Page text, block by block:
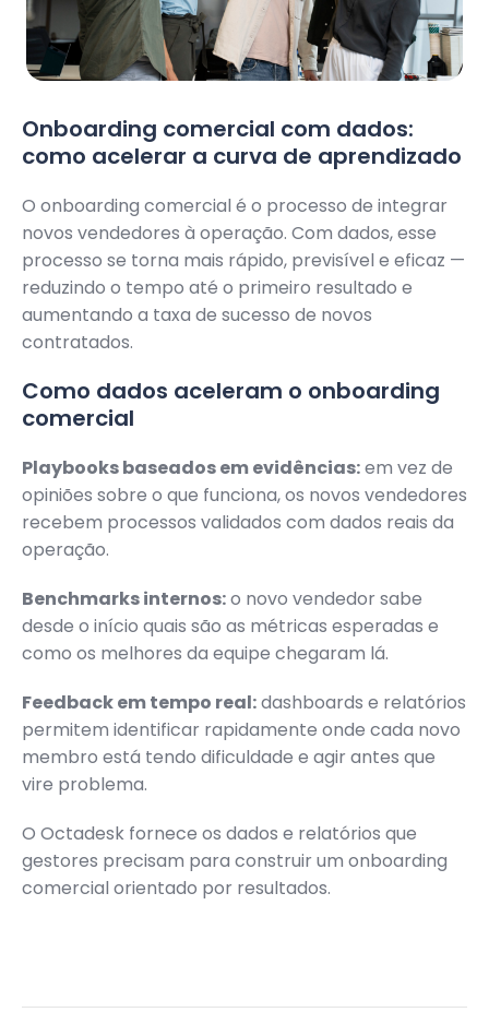
Onboarding comercial com dados:
como acelerar a curva de aprendizado
O onboarding comercial é o processo de integrar
novos vendedores à operação. Com dados, esse
processo se torna mais rápido, previsível e eficaz —
reduzindo o tempo até o primeiro resultado e
aumentando a taxa de sucesso de novos
contratados.
Como dados aceleram o onboarding
comercial
Playbooks baseados em evidências:em vez de
opiniões sobre o que funciona, os novos vendedores
recebem processos validados com dados reais da
operação.
Benchmarks internos:o novo vendedor sabe
desde o início quais são as métricas esperadas e
como os melhores da equipe chegaram lá.
Feedback em tempo real:dashboards e relatórios
permitem identificar rapidamente onde cada novo
membro está tendo dificuldade e agir antes que
vire problema.
O Octadesk fornece os dados e relatórios que
gestores precisam para construir um onboarding
comercial orientado por resultados.